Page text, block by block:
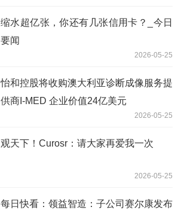
缩水超亿张，你还有几张信用卡？_今日
要闻
2026-05-25
怡和控股将收购澳大利亚诊断成像服务提
供商I-MED 企业价值24亿美元
2026-05-25
观天下！Curosr：请大家再爱我一次
2026-05-25
每日快看：领益智造：子公司赛尔康发布